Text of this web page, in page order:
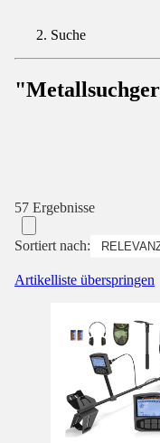
Suche
57 Ergebnisse
Sortiert nach:
Artikelliste überspringen